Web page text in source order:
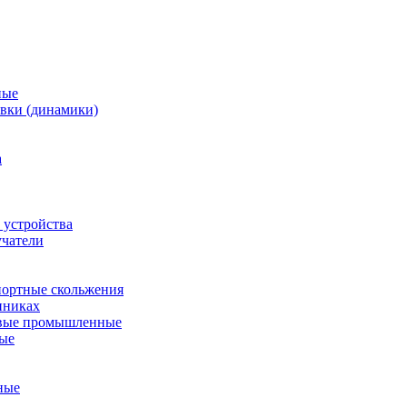
(динамики)
скольжения
промышленные